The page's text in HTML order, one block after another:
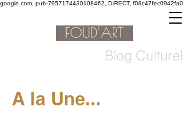
google.com, pub-7957174430108462, DIRECT, f08c47fec0942fa0
Blog Culturel
A la Une...